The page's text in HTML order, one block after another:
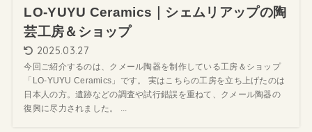
LO-YUYU Ceramics｜シェムリアップの陶
芸工房＆ショップ
2025.03.27
今回ご紹介するのは、クメール陶器を制作している工房＆ショップ
「LO-YUYU Ceramics」です。 実はこちらの工房を立ち上げたのは
日本人の方。遺跡などの調査や試行錯誤を重ねて、クメール陶器の
復興に尽力されました。 ...